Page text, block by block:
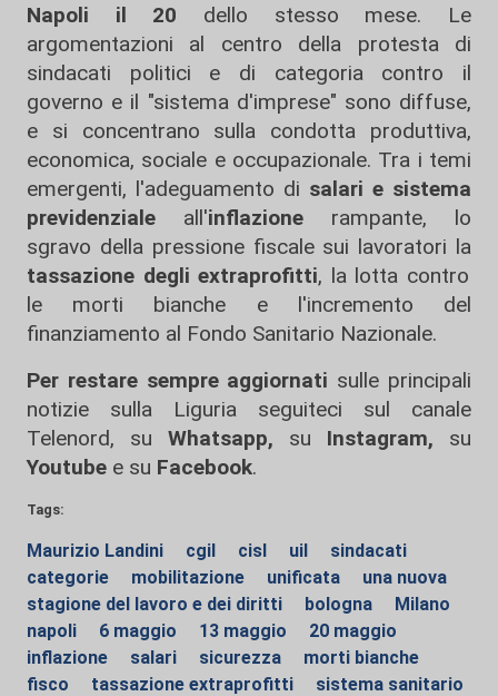
Napoli il 20 dello stesso mese. Le
argomentazioni al centro della protesta di
sindacati politici e di categoria contro il
governo e il "sistema d'imprese" sono diffuse,
e si concentrano sulla condotta produttiva,
economica, sociale e occupazionale. Tra i temi
emergenti, l'adeguamento di salari e sistema
previdenziale all'inflazione rampante, lo
sgravo della pressione fiscale sui lavoratori la
tassazione degli extraprofitti, la lotta contro
le morti bianche e l'incremento del
finanziamento al Fondo Sanitario Nazionale.
Per restare sempre aggiornati sulle principali
notizie sulla Liguria seguiteci sul canale
Telenord, su
Whatsapp, su Instagram, su
Youtube e su Facebook.
Tags:
Maurizio Landini cgil cisl uil
sindacati
categorie
mobilitazione unificata
una nuova
stagione del lavoro e dei diritti
bologna
Milano
napoli
6 maggio 13 maggio
20 maggio
inflazione
salari sicurezza
morti bianche
fisco
tassazione extraprofitti
sistema sanitario